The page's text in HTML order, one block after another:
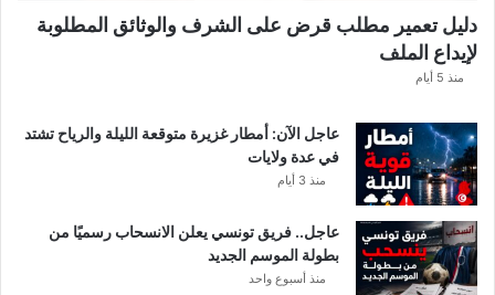
دليل تعمير مطلب قرض على الشرف والوثائق المطلوبة
لإيداع الملف
منذ 5 أيام
عاجل الآن: أمطار غزيرة متوقعة الليلة والرياح تشتد
في عدة ولايات
منذ 3 أيام
عاجل.. فريق تونسي يعلن الانسحاب رسميًا من
بطولة الموسم الجديد
منذ أسبوع واحد